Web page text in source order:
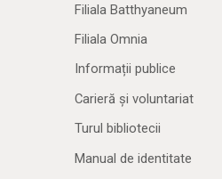
Filiala Batthyaneum
Filiala Omnia
Informații publice
Carieră și voluntariat
Turul bibliotecii
Manual de identitate